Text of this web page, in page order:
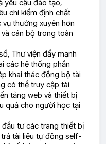
yêu cầu đào tạo,
chí kiểm định chất
vụ thường xuyên hơn
cán bộ trong toàn
Thư viện đẩy mạnh
các hệ thống phần
khai thác đồng bộ tài
có thể truy cập tài
tảng web và thiết bị
quả cho người học tại
tư các trang thiết bị
tài liệu tự động self-